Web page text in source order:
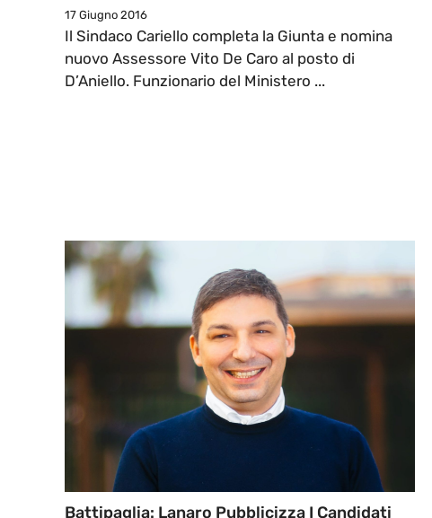
17 Giugno 2016
Il Sindaco Cariello completa la Giunta e nomina
nuovo Assessore Vito De Caro al posto di
D’Aniello. Funzionario del Ministero ...
Battipaglia: Lanaro Pubblicizza I Candidati